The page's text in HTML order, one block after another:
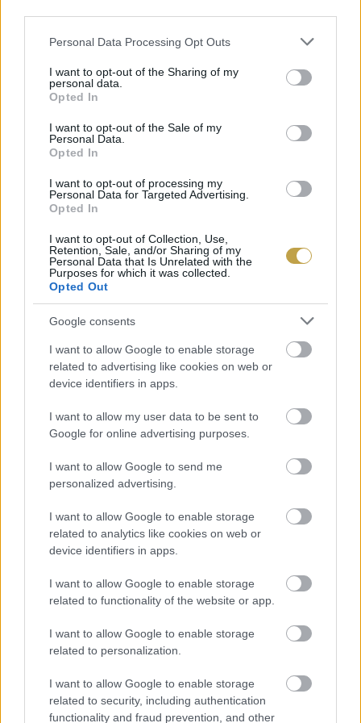
Please note that this website/app uses one or more Google
not limited to your visit or usage behaviour. You may click to
grant or deny consent to Google and its third-party tags to
use your data for below specified purposes in below Google
consent section.
Personal Data Processing Opt Outs
I want to opt-out of the Sharing of my
personal data.
Opted In
I want to opt-out of the Sale of my
Personal Data.
Opted In
I want to opt-out of processing my
Personal Data for Targeted Advertising.
Opted In
I want to opt-out of Collection, Use,
Retention, Sale, and/or Sharing of my
Personal Data that Is Unrelated with the
Purposes for which it was collected.
Opted Out
Google consents
I want to allow Google to enable storage
related to advertising like cookies on web or
device identifiers in apps.
I want to allow my user data to be sent to
Google for online advertising purposes.
I want to allow Google to send me
personalized advertising.
I want to allow Google to enable storage
related to analytics like cookies on web or
device identifiers in apps.
I want to allow Google to enable storage
related to functionality of the website or app.
I want to allow Google to enable storage
related to personalization.
I want to allow Google to enable storage
related to security, including authentication
functionality and fraud prevention, and other
Balagan (Budapest)
BiBo Budapest
Bombay Budapest
DODO’s Kitchen (Budapest)
Mazel Tov (Budapest)
Mitico Budapest
Yama Budapest
Bori Mami (Gyöngyös)